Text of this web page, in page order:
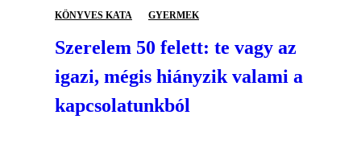
KÖNYVES KATA GYERMEK
Szerelem 50 felett: te vagy az
igazi, mégis hiányzik valami a
kapcsolatunkból